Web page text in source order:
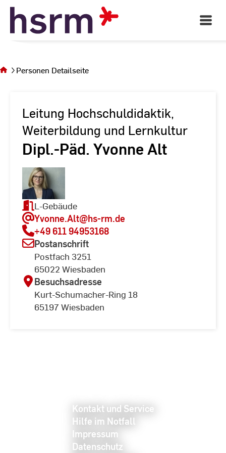
Skip
Content
Open
Main
sich auf
der SeitePersonen Detailseite
Leitung Hochschuldidaktik,
Weiterbildung und Lernkultur
Dipl.-Päd. Yvonne Alt
L-Gebäude
Yvonne.Alt@hs-rm.de
+49 611 94953168
Postanschrift
Postfach 3251
65022 Wiesbaden
Besuchsadresse
Kurt-Schumacher-Ring 18
65197 Wiesbaden
Kontakt und Service
Hilfe im Notfall
Impressum
Datenschutz